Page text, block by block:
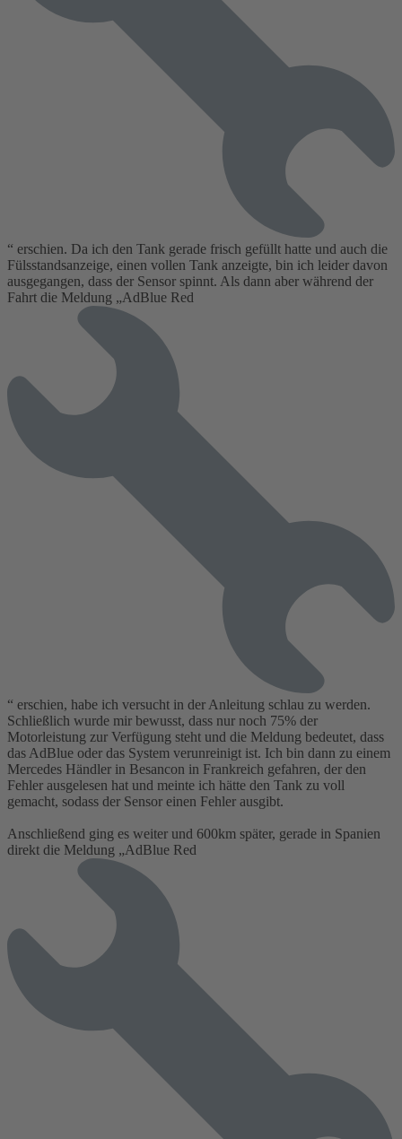
“ erschien. Da ich den Tank gerade frisch gefüllt hatte und auch die
Fülsstandsanzeige, einen vollen Tank anzeigte, bin ich leider davon
ausgegangen, dass der Sensor spinnt. Als dann aber während der
Fahrt die Meldung „AdBlue Red
“ erschien, habe ich versucht in der Anleitung schlau zu werden.
Schließlich wurde mir bewusst, dass nur noch 75% der
Motorleistung zur Verfügung steht und die Meldung bedeutet, dass
das AdBlue oder das System verunreinigt ist. Ich bin dann zu einem
Mercedes Händler in Besancon in Frankreich gefahren, der den
Fehler ausgelesen hat und meinte ich hätte den Tank zu voll
gemacht, sodass der Sensor einen Fehler ausgibt.
Anschließend ging es weiter und 600km später, gerade in Spanien
direkt die Meldung „AdBlue Red